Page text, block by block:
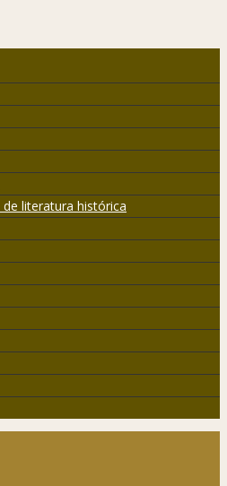
de literatura histórica